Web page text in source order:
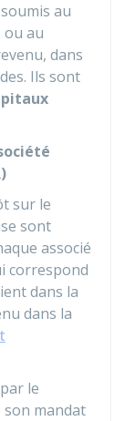
au
ou au
dans
Ils sont
sur le
sont
associé
correspond
dans la
dans la
le
mandat